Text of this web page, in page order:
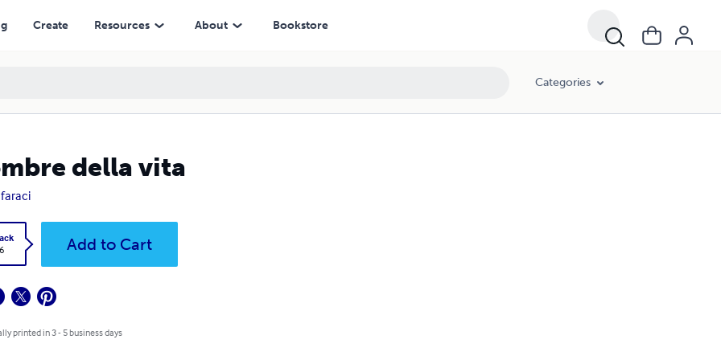
Create Resources About Bookstore
Categories
della vita
Add to Cart
printed in 3 - 5 business days